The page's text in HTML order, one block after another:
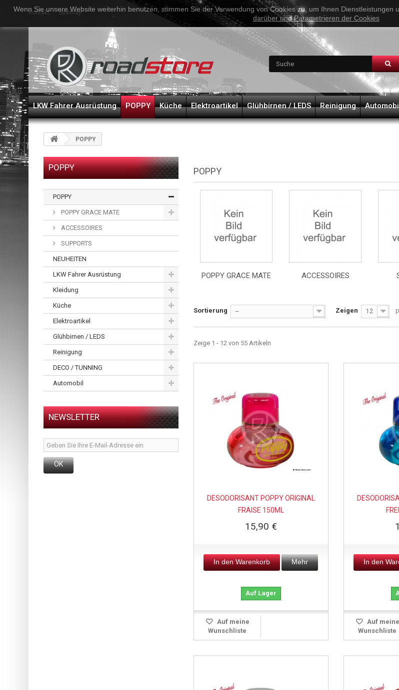
Kontakt Sitemap
LKW Fahrer Ausrüstung POPPY Küche Elektroartikel Glühbirnen / LEDS Reinigung
POPPY
POPPY
POPPY
POPPY GRACE MATE
ACCESSOIRES
SUPPORTS
NEUHEITEN
LKW Fahrer Ausrüstung
Kleidung
Küche
Elektroartikel
Glühbirnen / LEDS
Reinigung
DECO / TUNNING
Automobil
NEWSLETTER
OK
POPPY
POPPY GRACE MATE ACCESSOIRES
Sortierung -- Zeigen 12
Zeige 1 - 12 von 55 Artikeln
DESODORISANT POPPY ORIGINAL
FRAISE 150ML
15,90 €
In den Warenkorb Mehr
Auf Lager
Auf meine
Wunschliste
In den
Auf meine
Wunschliste
Wenn Sie unsere Website weiterhin benutzen, stimmen Sie der Verwendung von Cookies zu, um Ihnen
darüber und Parametrieren der Cookies